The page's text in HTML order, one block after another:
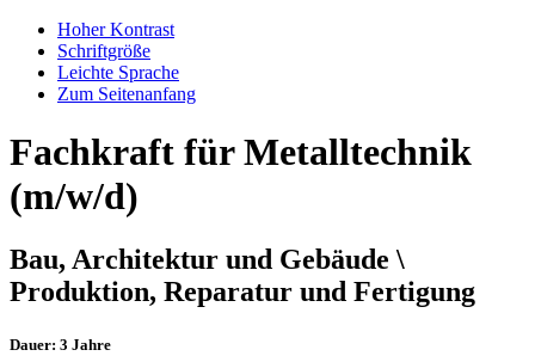
Hoher Kontrast
Schriftgröße
Leichte Sprache
Zum Seitenanfang
Fachkraft für Metalltechnik
(m/w/d)
Bau, Architektur und Gebäude \
Produktion, Reparatur und Fertigung
Dauer: 3 Jahre